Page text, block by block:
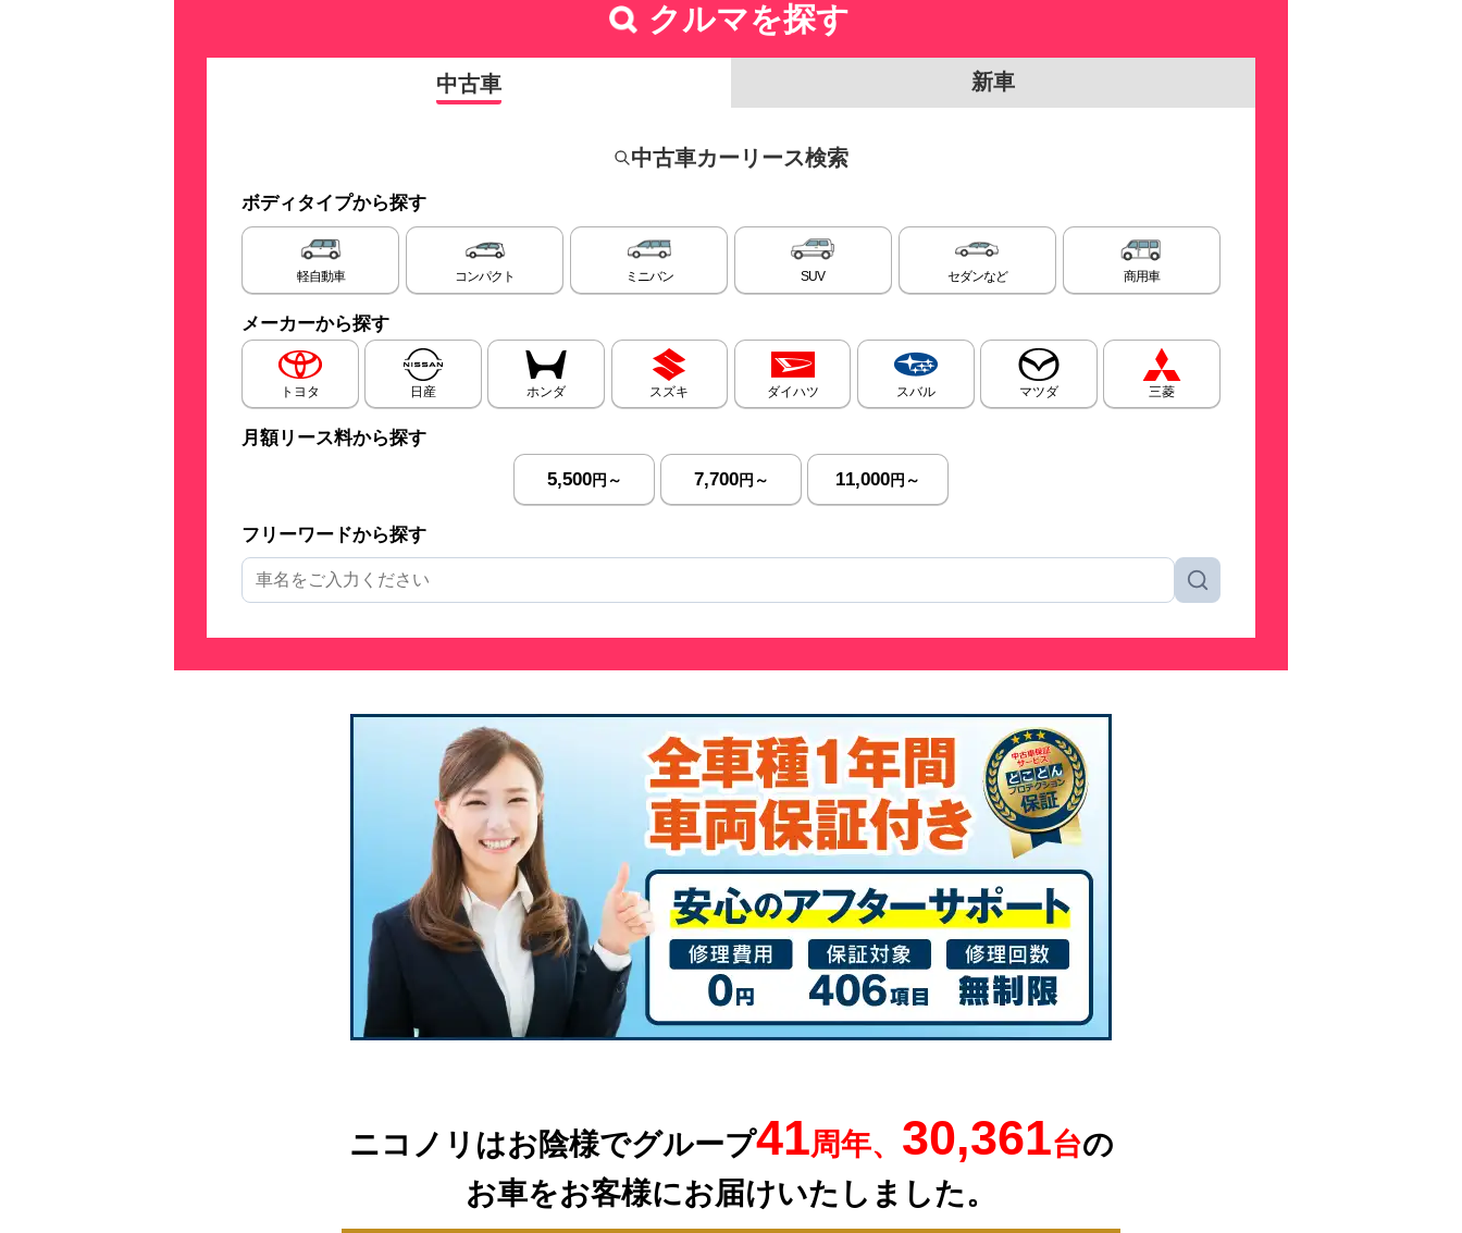
クルマを探す
中古車 新車
中古車カーリース検索
ボディタイプから探す
軽自動車 コンパクト ミニバン SUV セダンなど 商用車
メーカーから探す
トヨタ 日産 ホンダ スズキ ダイハツ スバル マツダ 三菱
月額リース料から探す
5,500円～ 7,700円～ 11,000円～
フリーワードから探す
ニコノリはお陰様でグループ41周年、 30,361台の
お車をお客様にお届けいたしました。